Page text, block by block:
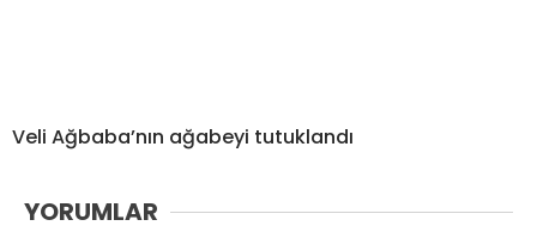
Veli Ağbaba’nın ağabeyi tutuklandı
YORUMLAR